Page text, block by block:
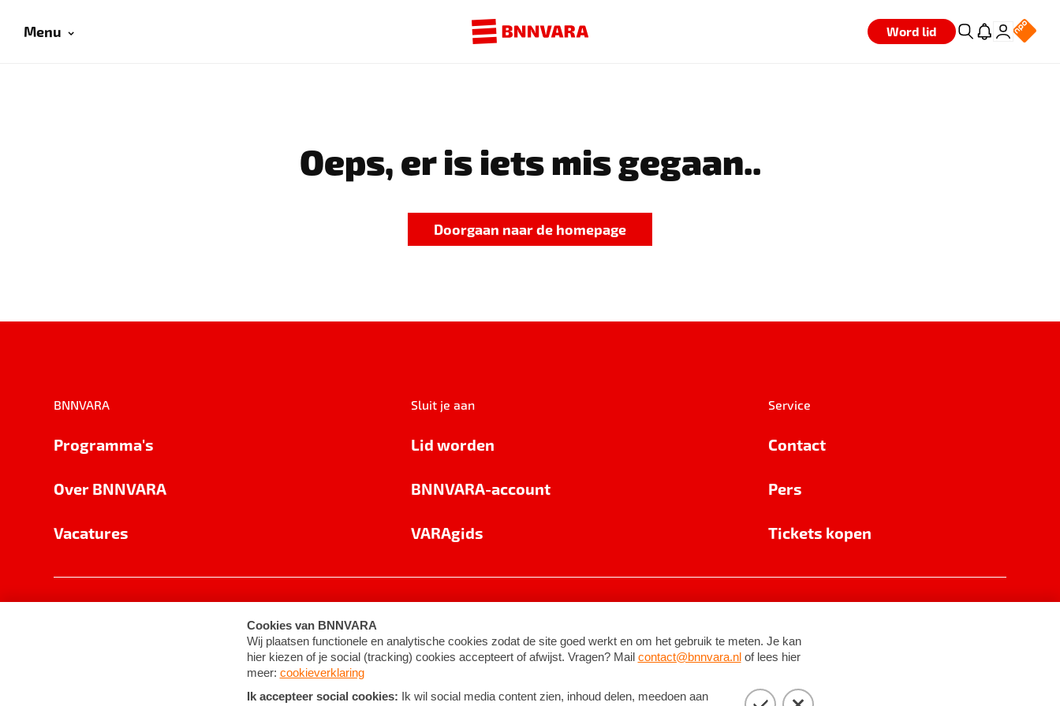
Menu Word lid
Oeps, er is iets mis gegaan..
Doorgaan naar de homepage
BNNVARA
Programma's
Over BNNVARA
Vacatures
Sluit je aan
Lid worden
BNNVARA-account
VARAgids
Service
Contact
Pers
Tickets kopen
Cookie-instellingen Algemene voorwaarden ©2026BNNVARA